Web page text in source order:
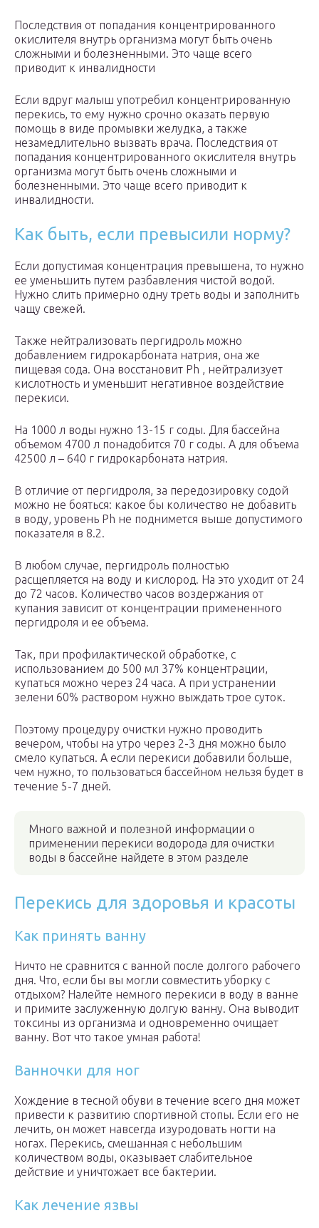
Последствия от попадания концентрированного
окислителя внутрь организма могут быть очень
сложными и болезненными. Это чаще всего
приводит к инвалидности
Если вдруг малыш употребил концентрированную
перекись, то ему нужно срочно оказать первую
помощь в виде промывки желудка, а также
незамедлительно вызвать врача. Последствия от
попадания концентрированного окислителя внутрь
организма могут быть очень сложными и
болезненными. Это чаще всего приводит к
инвалидности.
Как быть, если превысили норму?
Если допустимая концентрация превышена, то нужно
ее уменьшить путем разбавления чистой водой.
Нужно слить примерно одну треть воды и заполнить
чащу свежей.
Также нейтрализовать пергидроль можно
добавлением гидрокарбоната натрия, она же
пищевая сода. Она восстановит Ph , нейтрализует
кислотность и уменьшит негативное воздействие
перекиси.
На 1000 л воды нужно 13-15 г соды. Для бассейна
объемом 4700 л понадобится 70 г соды. А для объема
42500 л – 640 г гидрокарбоната натрия.
В отличие от пергидроля, за передозировку содой
можно не бояться: какое бы количество не добавить
в воду, уровень Ph не поднимется выше допустимого
показателя в 8.2.
В любом случае, пергидроль полностью
расщепляется на воду и кислород. На это уходит от 24
до 72 часов. Количество часов воздержания от
купания зависит от концентрации примененного
пергидроля и ее объема.
Так, при профилактической обработке, с
использованием до 500 мл 37% концентрации,
купаться можно через 24 часа. А при устранении
зелени 60% раствором нужно выждать трое суток.
Поэтому процедуру очистки нужно проводить
вечером, чтобы на утро через 2-3 дня можно было
смело купаться. А если перекиси добавили больше,
чем нужно, то пользоваться бассейном нельзя будет в
течение 5-7 дней.
Много важной и полезной информации о
применении перекиси водорода для очистки
воды в бассейне найдете в этом разделе
Перекись для здоровья и красоты
Как принять ванну
Ничто не сравнится с ванной после долгого рабочего
дня. Что, если бы вы могли совместить уборку с
отдыхом? Налейте немного перекиси в воду в ванне
и примите заслуженную долгую ванну. Она выводит
токсины из организма и одновременно очищает
ванну. Вот что такое умная работа!
Ванночки для ног
Хождение в тесной обуви в течение всего дня может
привести к развитию спортивной стопы. Если его не
лечить, он может навсегда изуродовать ногти на
ногах. Перекись, смешанная с небольшим
количеством воды, оказывает слабительное
действие и уничтожает все бактерии.
Как лечение язвы